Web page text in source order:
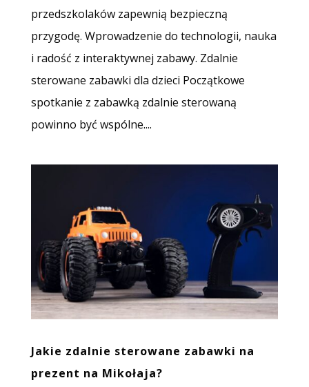
przedszkolaków zapewnią bezpieczną
przygodę. Wprowadzenie do technologii, nauka
i radość z interaktywnej zabawy. Zdalnie
sterowane zabawki dla dzieci Początkowe
spotkanie z zabawką zdalnie sterowaną
powinno być wspólne....
Jakie zdalnie sterowane zabawki na
prezent na Mikołaja?